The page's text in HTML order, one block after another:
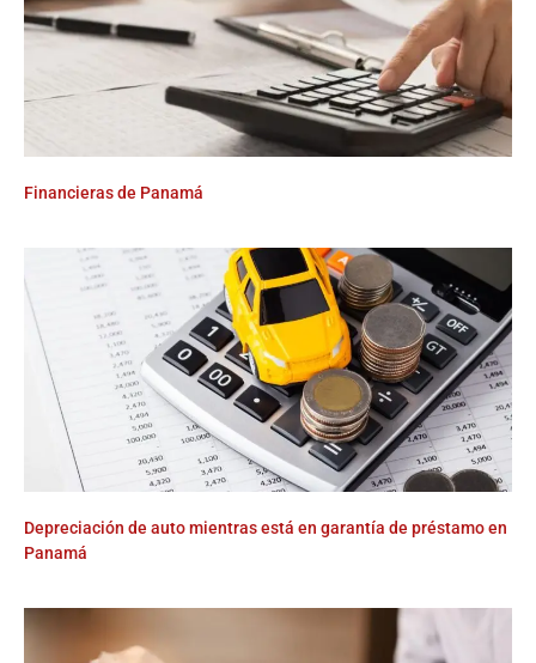
Financieras de Panamá
Depreciación de auto mientras está en garantía de préstamo en
Panamá